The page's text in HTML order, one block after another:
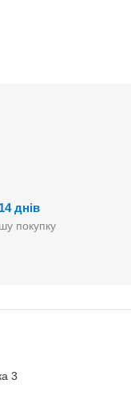
днів
покупку
3